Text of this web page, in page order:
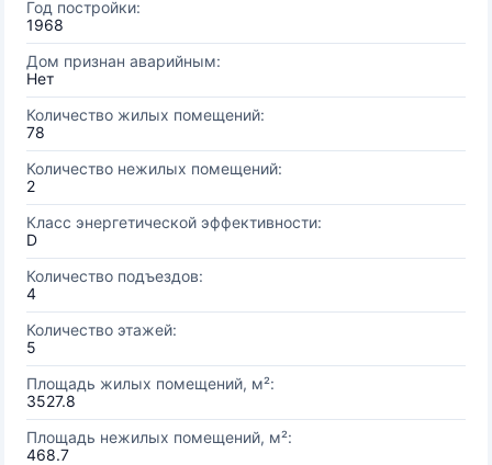
Год постройки:
1968
Дом признан аварийным:
Нет
Количество жилых помещений:
78
Количество нежилых помещений:
2
Класс энергетической эффективности:
D
Количество подъездов:
4
Количество этажей:
5
Площадь жилых помещений, м²:
3527.8
Площадь нежилых помещений, м²:
468.7